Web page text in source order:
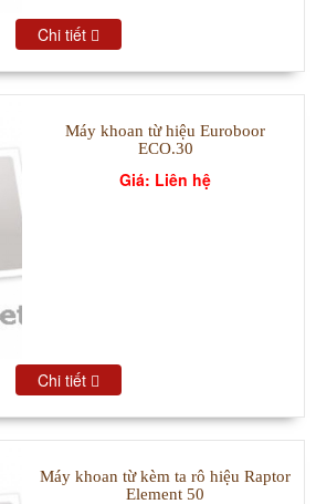
Chi tiết
Máy khoan từ hiệu Euroboor
ECO.30
Giá: Liên hệ
Chi tiết
Máy khoan từ kèm ta rô hiệu Raptor
Element 50